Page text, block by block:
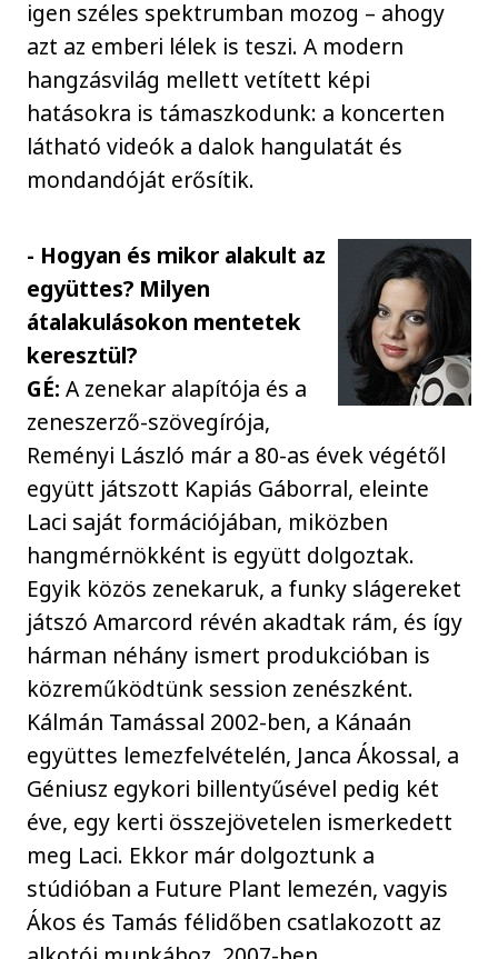
igen széles spektrumban mozog – ahogy
azt az emberi lélek is teszi. A modern
hangzásvilág mellett vetített képi
hatásokra is támaszkodunk: a koncerten
látható videók a dalok hangulatát és
mondandóját erősítik.
- Hogyan és mikor alakult az
együttes? Milyen
átalakulásokon mentetek
keresztül?
GÉ: A zenekar alapítója és a
zeneszerző-szövegírója,
Reményi László már a 80-as évek végétől
együtt játszott Kapiás Gáborral, eleinte
Laci saját formációjában, miközben
hangmérnökként is együtt dolgoztak.
Egyik közös zenekaruk, a funky slágereket
játszó Amarcord révén akadtak rám, és így
hárman néhány ismert produkcióban is
közreműködtünk session zenészként.
Kálmán Tamással 2002-ben, a Kánaán
együttes lemezfelvételén, Janca Ákossal, a
Géniusz egykori billentyűsével pedig két
éve, egy kerti összejövetelen ismerkedett
meg Laci. Ekkor már dolgoztunk a
stúdióban a Future Plant lemezén, vagyis
Ákos és Tamás félidőben csatlakozott az